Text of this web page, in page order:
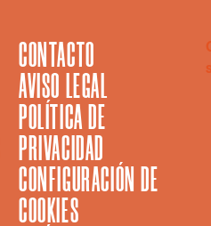
CONTACTO
AVISO LEGAL
POLÍTICA DE
PRIVACIDAD
CONFIGURACIÓN DE
COOKIES